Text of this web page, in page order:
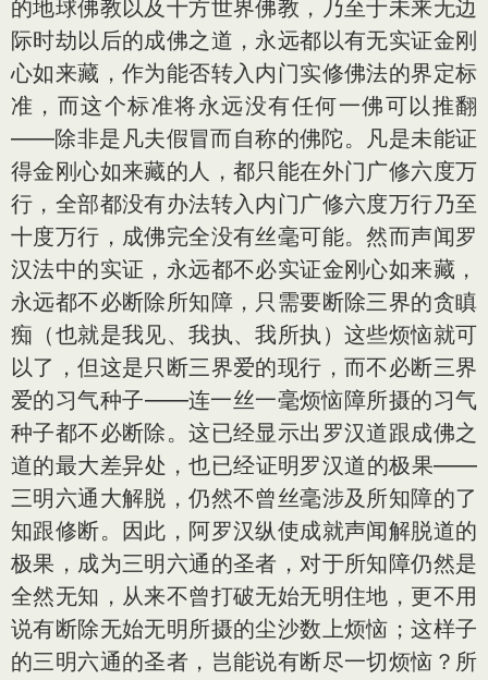
的地球佛教以及十方世界佛教，乃至于未来无边
际时劫以后的成佛之道，永远都以有无实证金刚
心如来藏，作为能否转入内门实修佛法的界定标
准，而这个标准将永远没有任何一佛可以推翻
——除非是凡夫假冒而自称的佛陀。凡是未能证
得金刚心如来藏的人，都只能在外门广修六度万
行，全部都没有办法转入内门广修六度万行乃至
十度万行，成佛完全没有丝毫可能。然而声闻罗
汉法中的实证，永远都不必实证金刚心如来藏，
永远都不必断除所知障，只需要断除三界的贪瞋
痴（也就是我见、我执、我所执）这些烦恼就可
以了，但这是只断三界爱的现行，而不必断三界
爱的习气种子——连一丝一毫烦恼障所摄的习气
种子都不必断除。这已经显示出罗汉道跟成佛之
道的最大差异处，也已经证明罗汉道的极果——
三明六通大解脱，仍然不曾丝毫涉及所知障的了
知跟修断。因此，阿罗汉纵使成就声闻解脱道的
极果，成为三明六通的圣者，对于所知障仍然是
全然无知，从来不曾打破无始无明住地，更不用
说有断除无始无明所摄的尘沙数上烦恼；这样子
的三明六通的圣者，岂能说有断尽一切烦恼？所